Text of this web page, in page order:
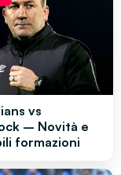
vs
– Novità e
formazioni